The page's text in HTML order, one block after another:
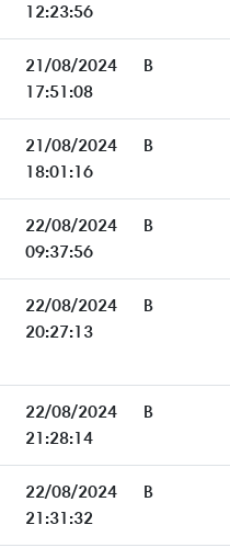
12:23:56
21/08/2024
17:51:08
B
21/08/2024
18:01:16
B
22/08/2024
09:37:56
B
22/08/2024
20:27:13
B
22/08/2024
21:28:14
B
22/08/2024
21:31:32
B